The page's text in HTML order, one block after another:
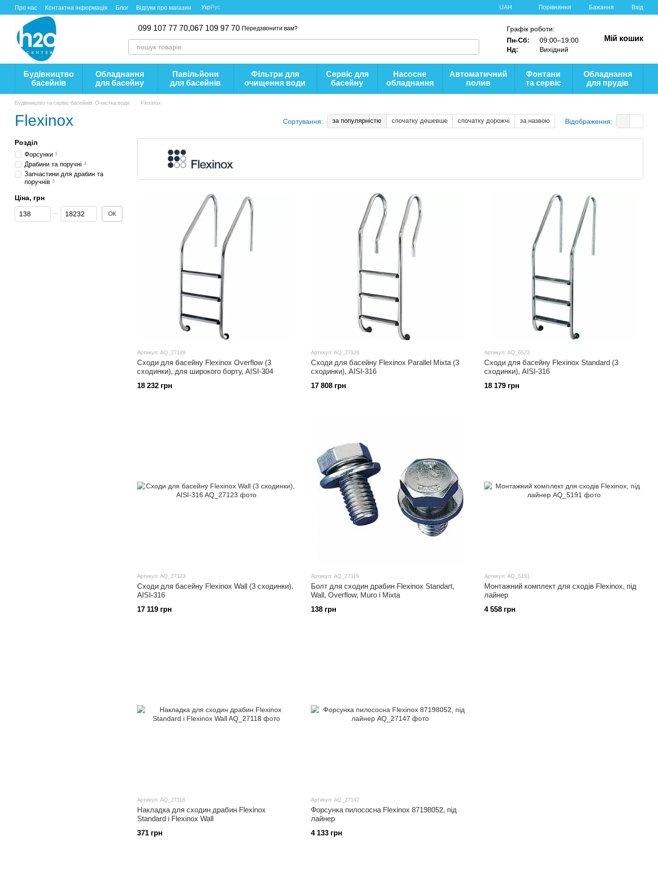
Перейти до основного контенту
Про нас Контактна інформація Блог Відгуки про магазин УкрРус UAH Порівняння Бажання Вхід
099 107 77 70,067 109 97 70 Передзвонити вам?
Графік роботи:
Пн-Сб:
09:00–19:00
Нд:
Вихідний
Мій кошик
Будівництво
басейнів
Обладнання
для басейну
Павільйони
для басейнів
Фільтри для
очищення води
Сервіс для
басейну
Насосне
обладнання
Автоматичний
полив
Фонтани
та сервіс
Обладнання
для прудів
Будівництво та сервіс басейнів. Очистка води Flexinox
Flexinox Сортування: за популярністю спочатку дешевше спочатку дорожчі за назвою Відображення:
Артикул: AQ_27129
Сходи для басейну Flexinox Overflow (3
сходинки), для широкого борту, AISI-304
18 232 грн
Артикул: AQ_27126
Сходи для басейну Flexinox Parallel Mixta (3
сходинки), AISI-316
17 808 грн
Артикул: AQ_6523
Сходи для басейну Flexinox Standard (3
сходинки), AISI-316
18 179 грн
Артикул: AQ_27123
Сходи для басейну Flexinox Wall (3 сходинки),
AISI-316
17 119 грн
Артикул: AQ_27119
Болт для сходин драбин Flexinox Standart,
Wall, Overflow, Muro і Mixta
138 грн
Артикул: AQ_5191
Монтажний комплект для сходів Flexinox, під
лайнер
4 558 грн
Артикул: AQ_27118
Накладка для сходин драбин Flexinox
Standard і Flexinox Wall
371 грн
Артикул: AQ_27147
Форсунка пилососна Flexinox 87198052, під
лайнер
4 133 грн
Розділ
Форсунки 1
Драбини та поручні 4
Запчастини для драбин та
поручнів 3
Ціна, грн
Від Ціна, грн
До Ціна, грн ОК